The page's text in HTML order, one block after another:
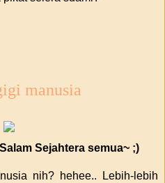
manusia
Sejahtera semua~ ;)
nih? hehee.. Lebih-lebih